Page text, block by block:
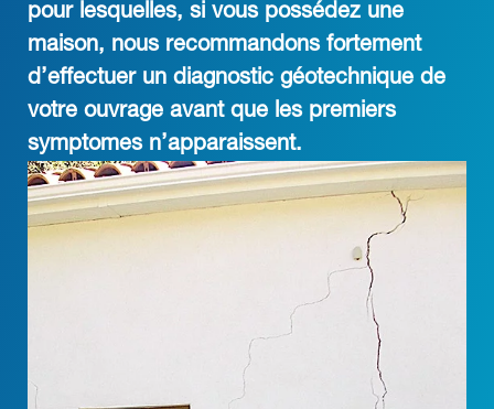
pour lesquelles, si vous possédez une
maison, nous recommandons fortement
d’effectuer un diagnostic géotechnique de
votre ouvrage avant que les premiers
symptomes n’apparaissent.